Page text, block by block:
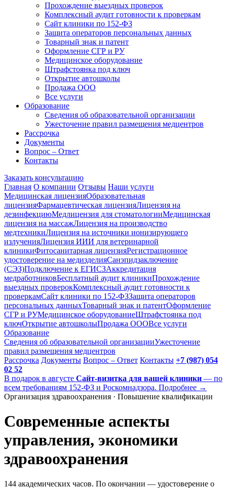
Прохождение выездных проверок
Комплексный аудит готовности к проверкам
Сайт клиники по 152-ФЗ
Защита операторов персональных данных
Товарный знак и патент
Оформление СГР и РУ
Медицинское оборудование
Штрафстоянка под ключ
Открытие автошколы
Продажа ООО
Все услуги
Образование
Сведения об образовательной организации
Ужесточение правил размещения медцентров
Рассрочка
Документы
Вопрос – Ответ
Контакты
Заказать консультацию
Главная О компании Отзывы Наши услуги
Медицинская лицензияОбразовательная
лицензияФармацевтическая лицензияЛицензия на
дезинфекциюМедлицензия для стоматологииМедицинская
лицензия на массажЛицензия на производство
медтехникиЛицензия на источники ионизирующего
излученияЛицензия ИИИ для ветеринарной
клиникиФитосанитарная лицензияРегистрационное
удостоверение на медизделияСанэпидзаключение
(СЭЗ)Подключение к ЕГИСЗАккредитация
медработниковБесплатный аудит клиникиПрохождение
выездных проверокКомплексный аудит готовности к
проверкамСайт клиники по 152-ФЗЗащита операторов
персональных данныхТоварный знак и патентОформление
СГР и РУМедицинское оборудованиеШтрафстоянка под
ключОткрытие автошколыПродажа ОООВсе услуги
Образование
Сведения об образовательной организацииУжесточение
правил размещения медцентров
Рассрочка Документы Вопрос – Ответ Контакты +7 (987) 054
02 52
В подарок в августе Сайт-визитка для вашей клиники — по
всем требованиям 152-ФЗ и Роскомнадзора. Подробнее →
Организация здравоохранения · Повышение квалификации
Современные аспекты
управления, экономики
здравоохранения
144 академических часов. По окончании — удостоверение о